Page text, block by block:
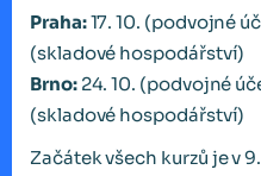
Praha:17. 10. (podvojné
(skladové hospodářství)
Brno:24. 10. (podvojné
(skladové hospodářství)
Začátek všech kurzů je v